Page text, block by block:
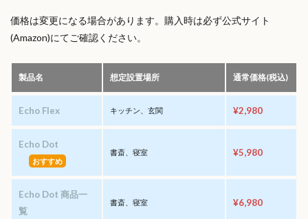
価格は変更になる場合があります。購入時は必ず公式サイト
(Amazon)にてご確認ください。
製品名 想定設置場所 通常価格(税込)
Echo Flex キッチン、玄関 ¥2,980
Echo Dot
おすすめ
書斎、寝室 ¥5,980
Echo Dot 商品一
覧
書斎、寝室 ¥6,980